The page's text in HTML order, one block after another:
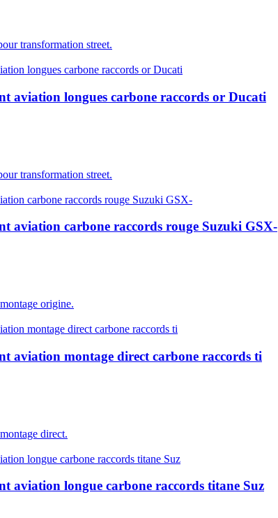
transformation street.
aviation longues carbone raccords or Ducati
transformation street.
aviation carbone raccords rouge Suzuki GSX-
origine.
aviation montage direct carbone raccords ti
direct.
aviation longue carbone raccords titane Suz